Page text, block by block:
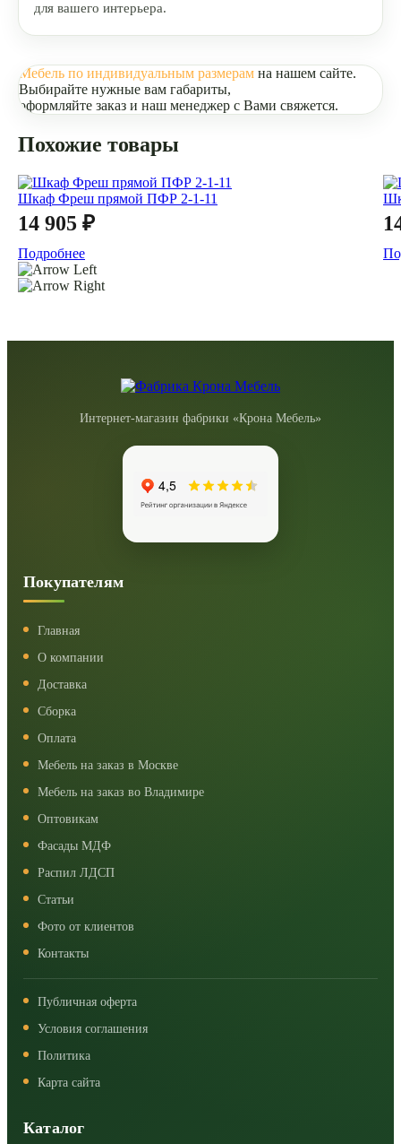
для вашего интерьера.
Мебель по индивидуальным размерам на нашем сайте.
Выбирайте нужные вам габариты,
оформляйте заказ и наш менеджер с Вами свяжется.
Похожие товары
Шкаф Фреш прямой ПФР 2-1-11
14 905 ₽
Подробнее
Интернет-магазин фабрики «Крона Мебель»
Покупателям
Главная
О компании
Доставка
Сборка
Оплата
Мебель на заказ в Москве
Мебель на заказ во Владимире
Оптовикам
Фасады МДФ
Распил ЛДСП
Статьи
Фото от клиентов
Контакты
Публичная оферта
Условия соглашения
Политика
Карта сайта
Каталог